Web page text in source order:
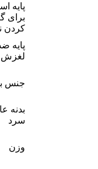
پایه
برای
کردن
پایه
لغزش
جنس
بدنه
سرد
وزن